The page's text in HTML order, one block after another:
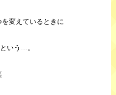
変えているときに
いう…。